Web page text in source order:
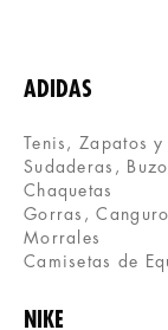
ADIDAS
Tenis, Zapatos
Sudaderas,
Chaquetas
Gorras,
Morrales
Camisetas de
NIKE